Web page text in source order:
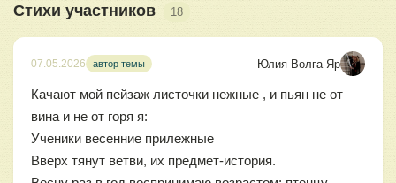
Стихи участников 18
07.05.2026 автор темы Юлия Волга-Яр
Качают мой пейзаж листочки нежные , и пьян не от
вина и не от горя я:
Ученики весенние прилежные
Вверх тянут ветви, их предмет-история.